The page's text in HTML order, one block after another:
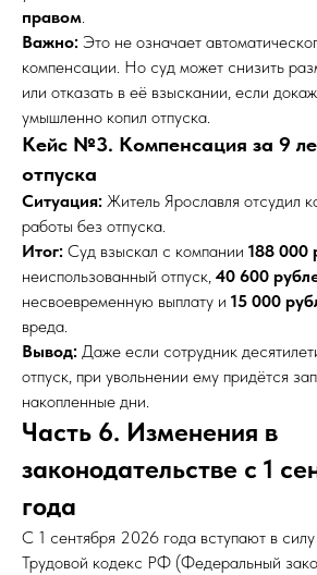
правом.
Важно: Это не означает
компенсации. Но суд может снизить
или отказать в её взыскании, если
умышленно копил отпуска.
Кейс №3. Компенсация за 9
отпуска
Ситуация: Житель Ярославля отсудил
работы без отпуска.
Итог: Суд взыскал с компании 188 000
неиспользованный отпуск, 40 600
несвоевременную выплату и 15 000
вреда.
Вывод: Даже если сотрудник
отпуск, при увольнении ему придётся
накопленные дни.
Часть 6. Изменения в
законодательстве с 1
года
С 1 сентября 2026 года вступают в
Трудовой кодекс РФ (Федеральный